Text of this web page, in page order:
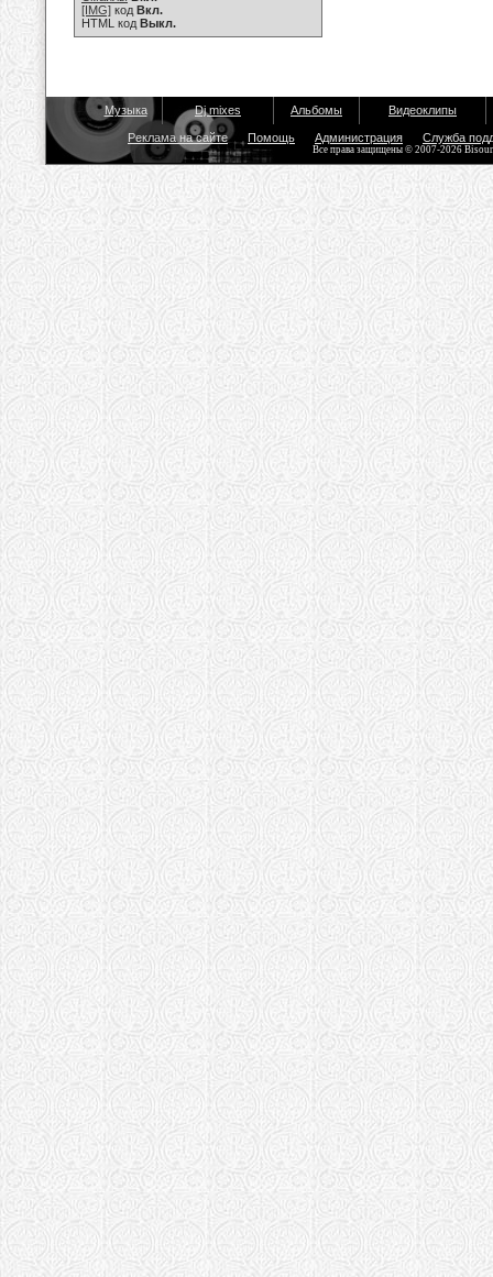
[IMG] код Вкл.
HTML код Выкл.
Музыка Dj mixes Альбомы Видеоклипы
Реклама на сайте Помощь Администрация Служба
Все права защищены © 2007-2026